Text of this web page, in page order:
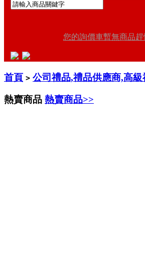
您的詢價車暫無商品
首頁 > 公司禮品,禮品供應商,高
熱賣商品 熱賣商品>>